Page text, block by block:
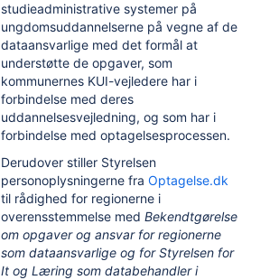
studieadministrative systemer på
ungdomsuddannelserne på vegne af de
dataansvarlige med det formål at
understøtte de opgaver, som
kommunernes KUI-vejledere har i
forbindelse med deres
uddannelsesvejledning, og som har i
forbindelse med optagelsesprocessen.
Derudover stiller Styrelsen
personoplysningerne fra Optagelse.dk
til rådighed for regionerne i
overensstemmelse med Bekendtgørelse
om opgaver og ansvar for regionerne
som dataansvarlige og for Styrelsen for
It og Læring som databehandler i